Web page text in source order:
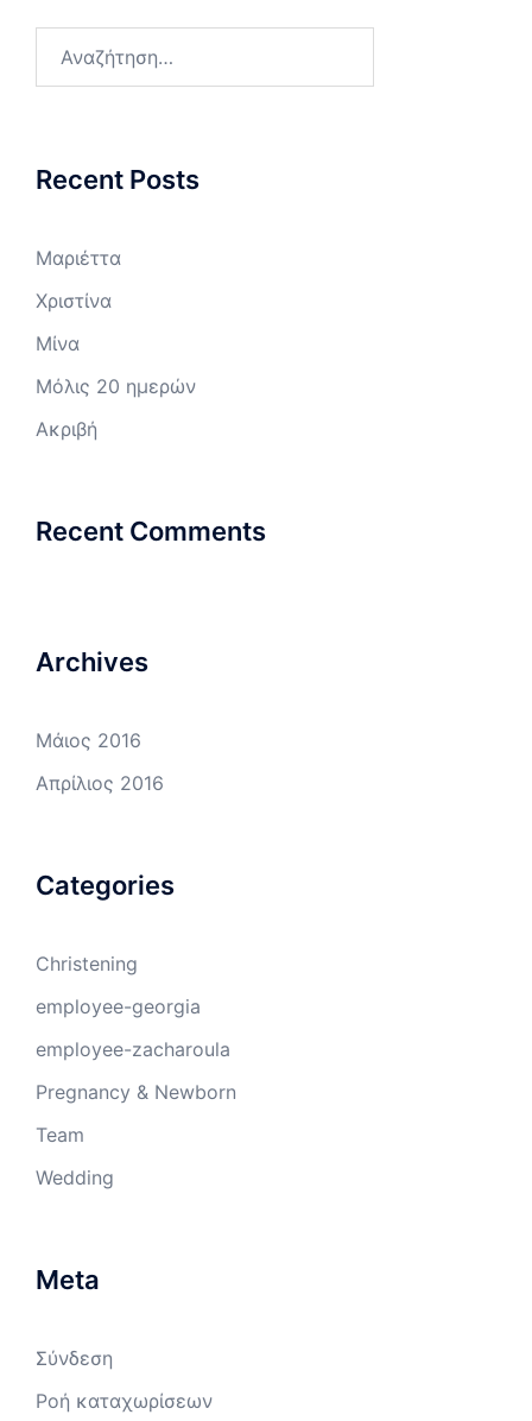
Recent Posts
Μαριέττα
Χριστίνα
Μίνα
Μόλις 20 ημερών
Ακριβή
Recent Comments
Archives
Μάιος 2016
Απρίλιος 2016
Categories
Christening
employee-georgia
employee-zacharoula
Pregnancy & Newborn
Team
Wedding
Meta
Σύνδεση
Ροή καταχωρίσεων